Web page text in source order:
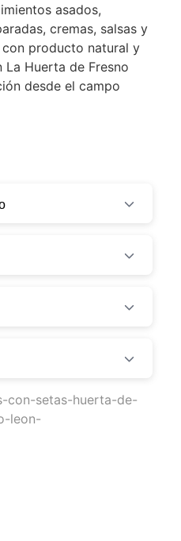
asados,
cremas, salsas y
producto natural y
La Huerta de Fresno
desde el campo